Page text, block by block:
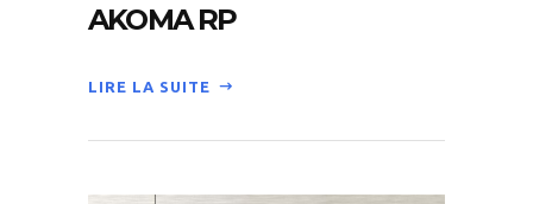
AKOMA RP
LIRE LA SUITE